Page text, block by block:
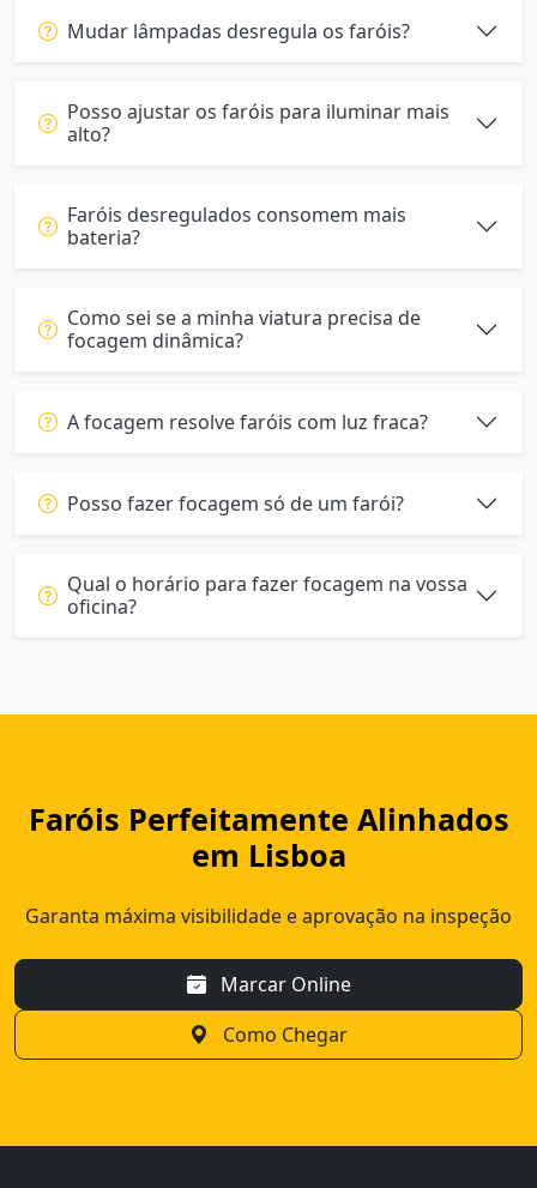
Mudar lâmpadas desregula os faróis?
Posso ajustar os faróis para iluminar mais
alto?
Faróis desregulados consomem mais
bateria?
Como sei se a minha viatura precisa de
focagem dinâmica?
A focagem resolve faróis com luz fraca?
Posso fazer focagem só de um farói?
Qual o horário para fazer focagem na vossa
oficina?
Faróis Perfeitamente Alinhados
em Lisboa
Garanta máxima visibilidade e aprovação na inspeção
Marcar Online
Como Chegar